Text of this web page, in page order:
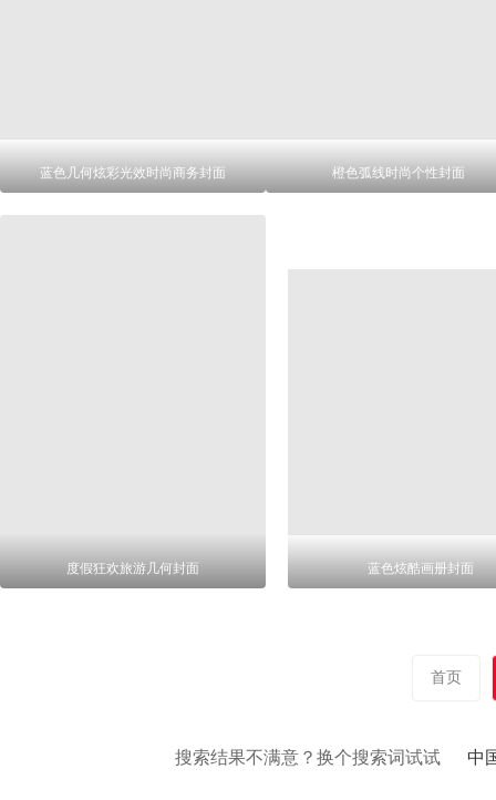
蓝色几何炫彩光效时尚商务封面 橙色弧线时尚个性封面
度假狂欢旅游几何封面 蓝色炫酷画册封面
首页
搜索结果不满意？换个搜索词试试 中